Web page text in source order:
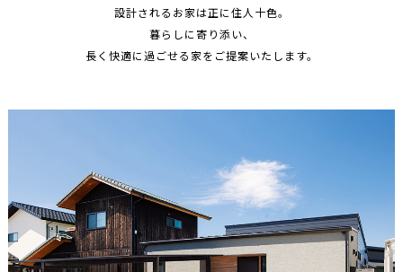
設計されるお家は正に住人十色。
暮らしに寄り添い、
長く快適に過ごせる家をご提案いたします。